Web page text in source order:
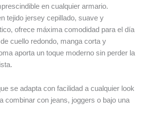
en cualquier armario.
tejido jersey cepillado, suave y
ofrece máxima comodidad para el día
cuello redondo, manga corta y
aporta un toque moderno sin perder la
se adapta con facilidad a cualquier look
combinar con jeans, joggers o bajo una